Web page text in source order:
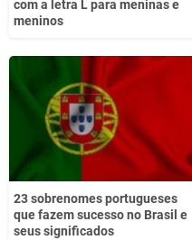
com a letra L para meninas e
meninos
23 sobrenomes portugueses
que fazem sucesso no Brasil e
seus significados